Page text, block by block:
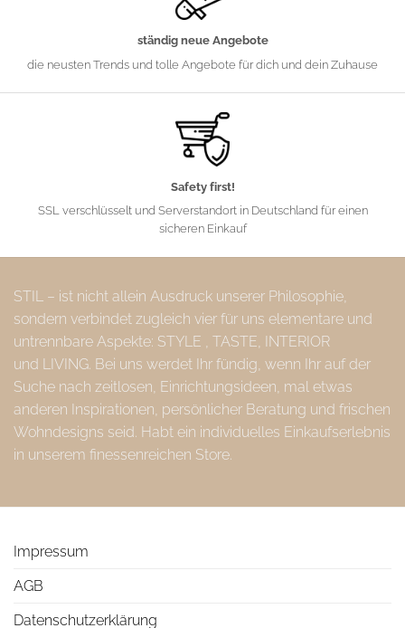
ständig neue Angebote
die neusten Trends und tolle Angebote für dich und dein Zuhause
Safety first!
SSL verschlüsselt und Serverstandort in Deutschland für einen
sicheren Einkauf
STIL – ist nicht allein Ausdruck unserer Philosophie,
sondern verbindet zugleich vier für uns elementare und
untrennbare Aspekte: STYLE , TASTE, INTERIOR
und LIVING. Bei uns werdet Ihr fündig, wenn Ihr auf der
Suche nach zeitlosen, Einrichtungsideen, mal etwas
anderen Inspirationen, persönlicher Beratung und frischen
Wohndesigns seid. Habt ein individuelles Einkaufserlebnis
in unserem finessenreichen Store.
Impressum
AGB
Datenschutzerklärung